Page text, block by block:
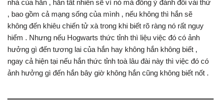
nhà của hắn , hắn tất nhiên sẽ vì nó mà đồng ý đánh đổi vài thứ
, bao gồm cả mạng sống của mình , nếu không thì hắn sẽ
không đến khiêu chiến tử xà trong khi biết rõ ràng nó rất nguy
hiểm . Nhưng nếu Hogwarts thức tỉnh thì liệu việc đó có ảnh
hưởng gì đến tương lai của hắn hay không hắn không biết ,
ngay cả hiện tại nếu hắn thức tỉnh toà lâu đài này thì việc đó có
ảnh hưởng gì đến hắn bây giờ không hắn cũng không biết nốt .